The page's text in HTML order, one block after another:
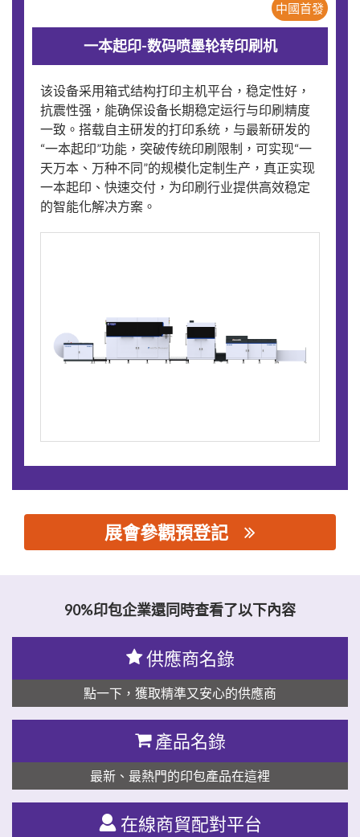
中國首發
一本起印-数码喷墨轮转印刷机
该设备采用箱式结构打印主机平台，稳定性好，
抗震性强，能确保设备长期稳定运行与印刷精度
一致。搭载自主研发的打印系统，与最新研发的
“一本起印”功能，突破传统印刷限制，可实现“一
天万本、万种不同”的规模化定制生产，真正实现
一本起印、快速交付，为印刷行业提供高效稳定
的智能化解决方案。
展會參觀預登記
90%印包企業還同時查看了以下內容
供應商名錄
點一下，獲取精準又安心的供應商
產品名錄
最新、最熱門的印包產品在這裡
在線商貿配對平台